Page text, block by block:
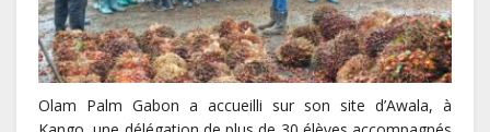
Olam Palm Gabon a accueilli sur son site d’Awala, à